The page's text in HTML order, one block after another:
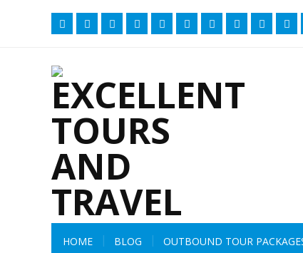
HOME BLOG OUTBOUND TOUR